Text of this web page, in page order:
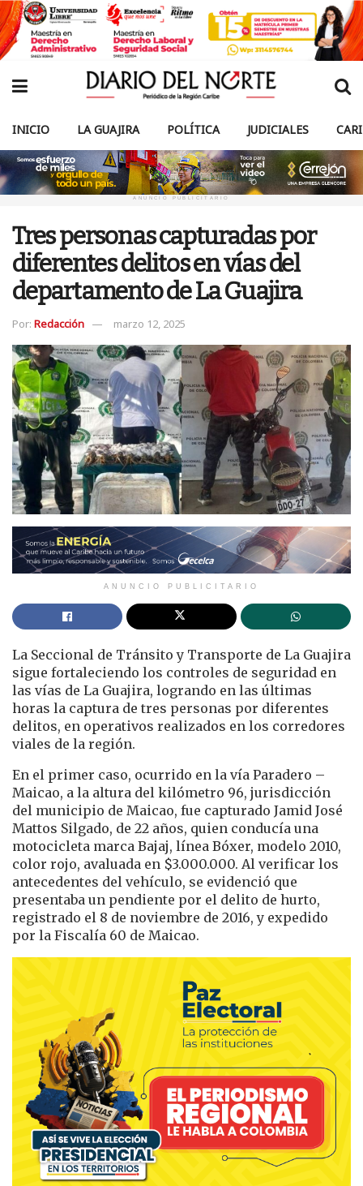
INICIO LA GUAJIRA POLÍTICA JUDICIALES
ANUNCIO PUBLICITARIO
Tres personas capturadas por
diferentes delitos en vías del
departamento de La Guajira
Por: Redacción marzo 12, 2025
ANUNCIO PUBLICITARIO
La Seccional de Tránsito y Transporte de La Guajira
sigue fortaleciendo los controles de seguridad en
las vías de La Guajira, logrando en las últimas
horas la captura de tres personas por diferentes
delitos, en operativos realizados en los corredores
viales de la región.
En el primer caso, ocurrido en la vía Paradero –
Maicao, a la altura del kilómetro 96, jurisdicción
del municipio de Maicao, fue capturado Jamid José
Mattos Silgado, de 22 años, quien conducía una
motocicleta marca Bajaj, línea Bóxer, modelo 2010,
color rojo, avaluada en $3.000.000. Al verificar los
antecedentes del vehículo, se evidenció que
presentaba un pendiente por el delito de hurto,
registrado el 8 de noviembre de 2016, y expedido
por la Fiscalía 60 de Maicao.